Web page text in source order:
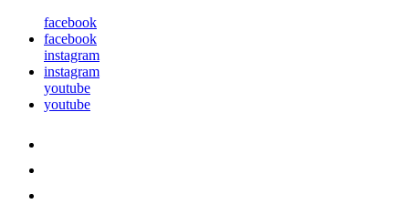
facebook
facebook
instagram
instagram
youtube
youtube